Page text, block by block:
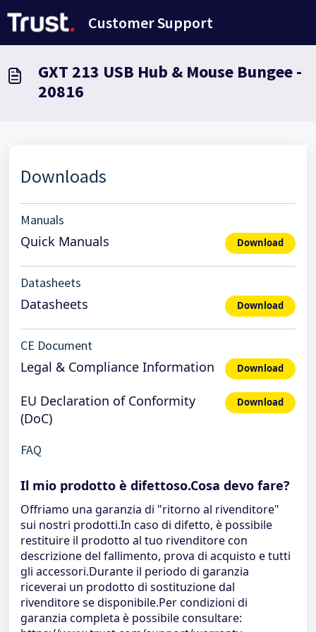
Customer Support
GXT 213 USB Hub & Mouse Bungee -
20816
Downloads
Manuals
Quick Manuals Download
Datasheets
Datasheets Download
CE Document
Legal & Compliance Information Download
EU Declaration of Conformity
(DoC)
Download
FAQ
Il mio prodotto è difettoso.Cosa devo fare?
Offriamo una garanzia di "ritorno al rivenditore"
sui nostri prodotti.In caso di difetto, è possibile
restituire il prodotto al tuo rivenditore con
descrizione del fallimento, prova di acquisto e tutti
gli accessori.Durante il periodo di garanzia
riceverai un prodotto di sostituzione dal
rivenditore se disponibile.Per condizioni di
garanzia completa è possibile consultare: